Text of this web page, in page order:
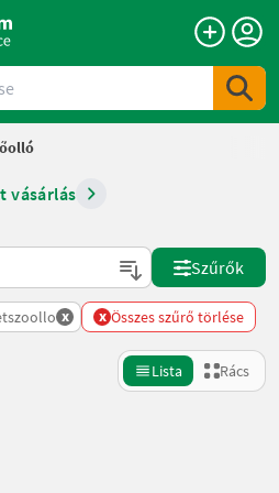
vásárlás
on
Szűrők
x x Összes szűrő törlése
Lista Rács